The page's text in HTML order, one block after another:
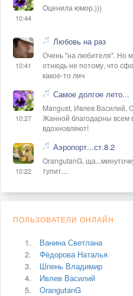
10:44
Оценила юмор.)))
10:41
Любовь на раз
Очень "на любителя". Но
отнюдь не потому, что
какое-то лич
10:27
Самое долгое лето...
Mangust, Ивлев Василий,
Жанной благодарны всем
вдохновляют!
10:22
Аэропорт...ст.8.2
OrangutanG,
тупит....
ПОЛЬЗОВАТЕЛИ ОНЛАЙН
Ванина Светлана
Фёдорова Наталья
Шпень Владимир
Ивлев Василий
OrangutanG